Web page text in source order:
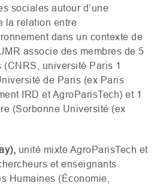
sociales autour d’une
la relation entre
dans un contexte de
associe des membres de 5
(CNRS , université Paris 1
de Paris (ex Paris
IRD et AgroParisTech) et 1
(Sorbonne Université (ex
unité mixte AgroParisTech et
et enseignants
Humaines (Économie,